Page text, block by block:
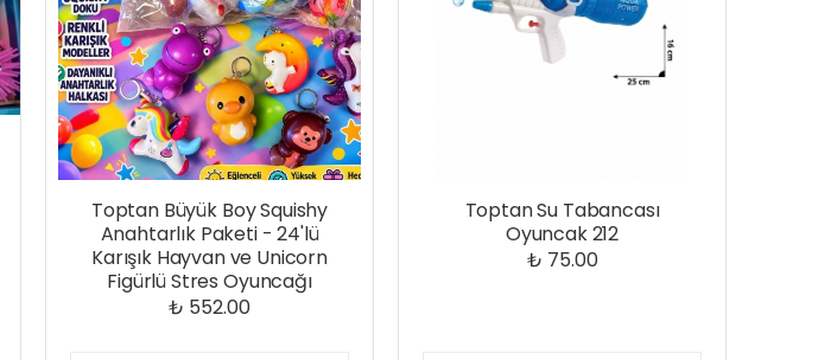
Toptan Büyük Boy Squishy
Anahtarlık Paketi - 24'lü
Karışık Hayvan ve Unicorn
Figürlü Stres Oyuncağı
₺ 552.00
Toptan Su Tabancası
Oyuncak 212
₺ 75.00